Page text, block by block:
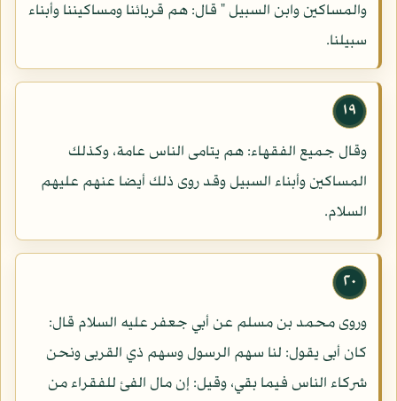
والمساكين وابن السبيل " قال: هم قربائنا ومساكيننا وأبناء
سبيلنا.
١٩
وقال جميع الفقهاء: هم يتامى الناس عامة، وكذلك
المساكين وأبناء السبيل وقد روى ذلك أيضا عنهم عليهم
السلام.
٢٠
وروى محمد بن مسلم عن أبي جعفر عليه السلام قال:
كان أبى يقول: لنا سهم الرسول وسهم ذي القربى ونحن
شركاء الناس فيما بقي، وقيل: إن مال الفئ للفقراء من